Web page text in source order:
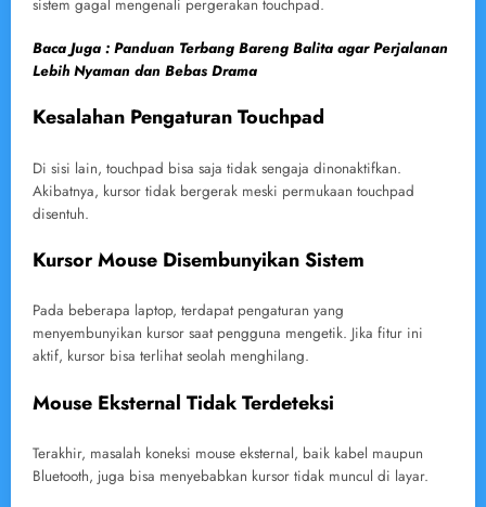
sistem gagal mengenali pergerakan touchpad.
Baca Juga : Panduan Terbang Bareng Balita agar Perjalanan
Lebih Nyaman dan Bebas Drama
Kesalahan Pengaturan Touchpad
Di sisi lain, touchpad bisa saja tidak sengaja dinonaktifkan.
Akibatnya, kursor tidak bergerak meski permukaan touchpad
disentuh.
Kursor Mouse Disembunyikan Sistem
Pada beberapa laptop, terdapat pengaturan yang
menyembunyikan kursor saat pengguna mengetik. Jika fitur ini
aktif, kursor bisa terlihat seolah menghilang.
Mouse Eksternal Tidak Terdeteksi
Terakhir, masalah koneksi mouse eksternal, baik kabel maupun
Bluetooth, juga bisa menyebabkan kursor tidak muncul di layar.